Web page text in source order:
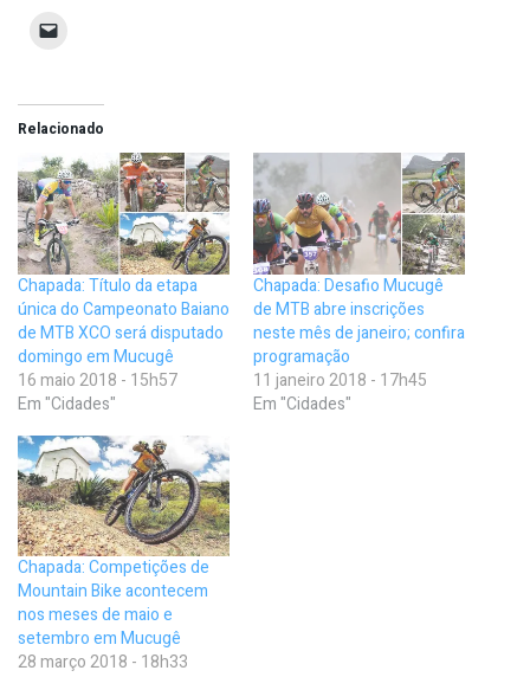
Relacionado
Chapada: Título da etapa
única do Campeonato Baiano
de MTB XCO será disputado
domingo em Mucugê
16 maio 2018 - 15h57
Em "Cidades"
Chapada: Desafio Mucugê
de MTB abre inscrições
neste mês de janeiro; confira
programação
11 janeiro 2018 - 17h45
Em "Cidades"
Chapada: Competições de
Mountain Bike acontecem
nos meses de maio e
setembro em Mucugê
28 março 2018 - 18h33